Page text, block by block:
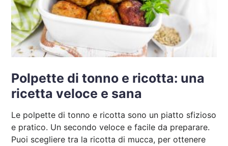
Polpette di tonno e ricotta: una
ricetta veloce e sana
Le polpette di tonno e ricotta sono un piatto sfizioso
e pratico. Un secondo veloce e facile da preparare.
Puoi scegliere tra la ricotta di mucca, per ottenere